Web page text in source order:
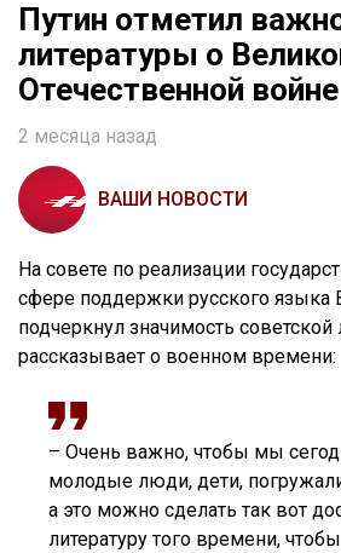
Путин отметил
литературы о
Отечественной войне
2 месяца назад
ВАШИ НОВОСТИ
На совете по реализации
сфере поддержки русского языка
подчеркнул значимость советской
рассказывает о военном времени:
– Очень важно, чтобы мы
молодые люди, дети,
а это можно сделать так вот
литературу того времени,